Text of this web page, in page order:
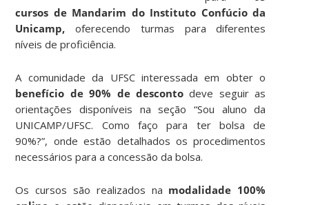
cursos de Mandarim do Instituto Confúcio da
Unicamp, oferecendo turmas para diferentes
níveis de proficiência.
A comunidade da UFSC interessada em obter o
benefício de 90% de desconto deve seguir as
orientações disponíveis na seção “Sou aluno da
UNICAMP/UFSC. Como faço para ter bolsa de
90%?”, onde estão detalhados os procedimentos
necessários para a concessão da bolsa.
Os cursos são realizados na modalidade 100%